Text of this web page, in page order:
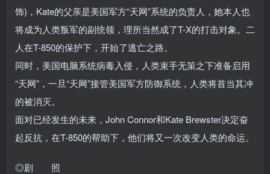
饰)，Kate的父亲是美国军方“天网”系统的负责人，她本人也
将成为人类叛军的副统领，理所当然成了T-X的打击对象。二
人在T-850的保护下，开始了逃亡之路。
同时，美国电脑系统病毒入侵，人类束手无策之下准备启用
“天网”，一旦“天网”接管美国军方防御系统，人类将首当其冲
的被消灭。
面对已经发生的未来，John Connor和Kate Brewster决定奋
起反抗，在T-850的帮助下，他们将又一次改变人类的命运。
◎剧 照